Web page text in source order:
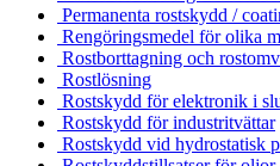
Permanenta rostskydd /
Rengöringsmedel för olika
Rostborttagning och
Rostlösning
Rostskydd för elektronik i
Rostskydd för industritvättar
Rostskydd vid hydrostatisk